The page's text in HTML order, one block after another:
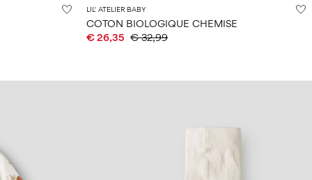
LIL' ATELIER BABY
COTON BIOLOGIQUE CHEMISE
€ 26,35 € 32,99